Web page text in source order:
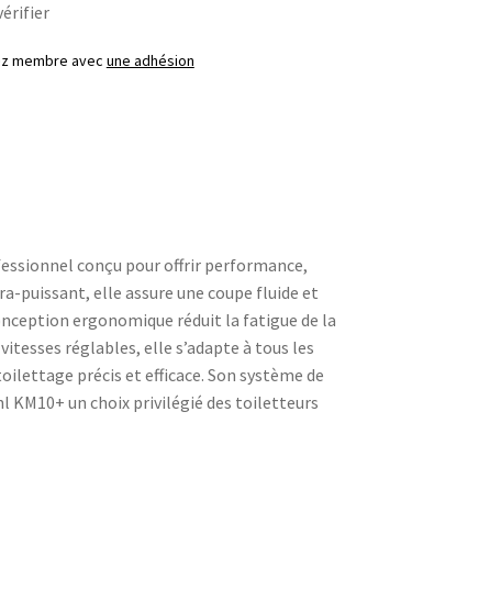
membre avec une adhésion
conçu pour offrir performance,
puissant, elle assure une coupe fluide et
ergonomique réduit la fatigue de la
réglables, elle s’adapte à tous les
précis et efficace. Son système de
KM10+ un choix privilégié des toiletteurs